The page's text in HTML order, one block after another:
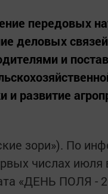
передовых
деловых
и
и развитие
зори»). По
числах июля
«ДЕНЬ ПОЛЯ -